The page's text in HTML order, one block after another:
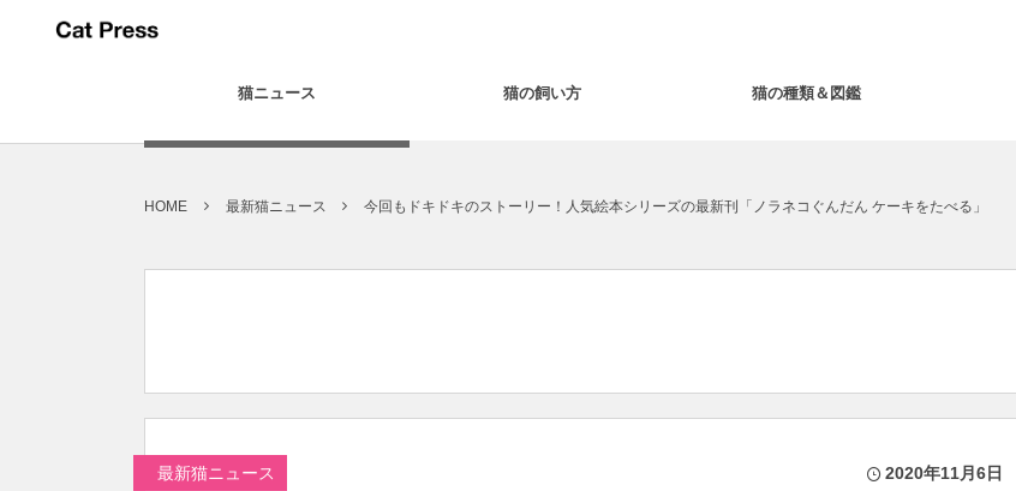
猫ニュース 猫の飼い方 猫の種類＆図鑑
HOME 最新猫ニュース 今回もドキドキのストーリー！人気絵本シリーズの最新刊「ノラネコぐんだん ケーキをたべる」
最新猫ニュース 2020年11月6日